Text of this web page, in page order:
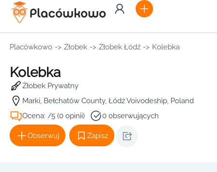
Placówkowo -> Żłobek -> Żłobek Łódź -> Kolebka
Kolebka
Żłobek Prywatny
Marki, Bełchatów County, Łódź Voivodeship, Poland
Ocena: /5 (0 opinii)
0 obserwujących
Obserwuj Zapisz